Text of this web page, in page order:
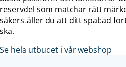
reservdel som matchar rätt
säkerställer du att ditt spabad
ska.
Se hela utbudet i vår webshop